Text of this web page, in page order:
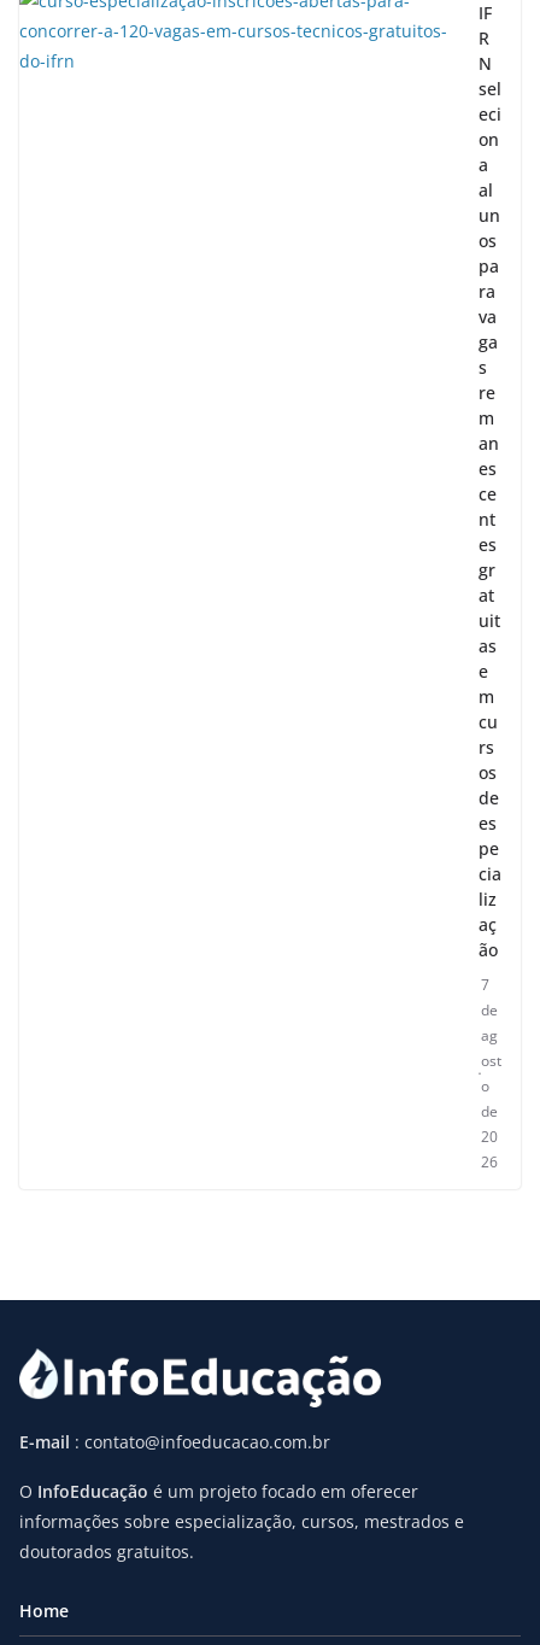
IF
R
N
sel
eci
on
a
al
un
os
pa
ra
va
ga
s
re
m
an
es
ce
nt
es
gr
at
uit
as
e
m
cu
rs
os
de
es
pe
cia
liz
aç
ão
7
de
ag
ost
o
de
20
26
E-mail : contato@infoeducacao.com.br
O InfoEducação é um projeto focado em oferecer
informações sobre especialização, cursos, mestrados e
doutorados gratuitos.
Home